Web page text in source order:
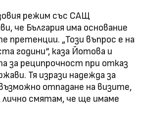
режим със САЩ
че България има основание
претенции. „Този въпрос е на
години“, каза Йотова и
за реципрочност при отказ
Тя изрази надежда за
отпадане на визите,
лично смятам, че ще имаме